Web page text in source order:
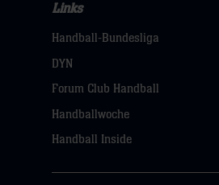
Navigation
öffnen,
dann
Links
Handball-Bundesliga
DYN
Forum Club Handball
Handballwoche
Handball Inside